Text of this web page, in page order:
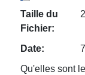
Taille du
Fichier:
Date:
Qu'elles sont